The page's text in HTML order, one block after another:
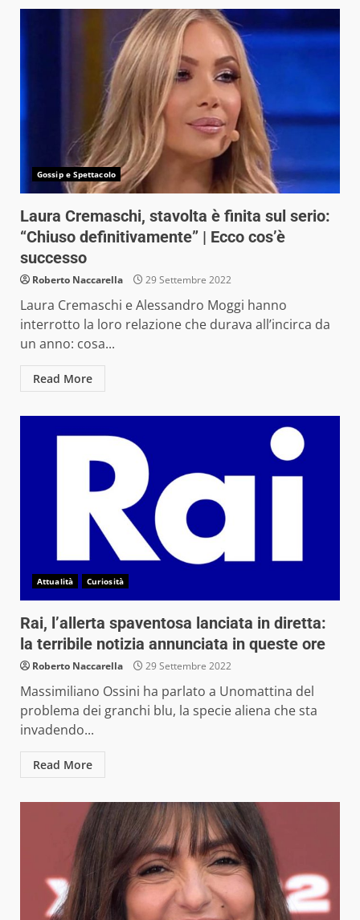
Gossip e Spettacolo
Laura Cremaschi, stavolta è finita sul serio:
“Chiuso definitivamente” | Ecco cos’è
successo
Roberto Naccarella 29 Settembre 2022
Laura Cremaschi e Alessandro Moggi hanno
interrotto la loro relazione che durava all’incirca da
un anno: cosa...
Read More
Attualità Curiosità
Rai, l’allerta spaventosa lanciata in diretta:
la terribile notizia annunciata in queste ore
Roberto Naccarella 29 Settembre 2022
Massimiliano Ossini ha parlato a Unomattina del
problema dei granchi blu, la specie aliena che sta
invadendo...
Read More